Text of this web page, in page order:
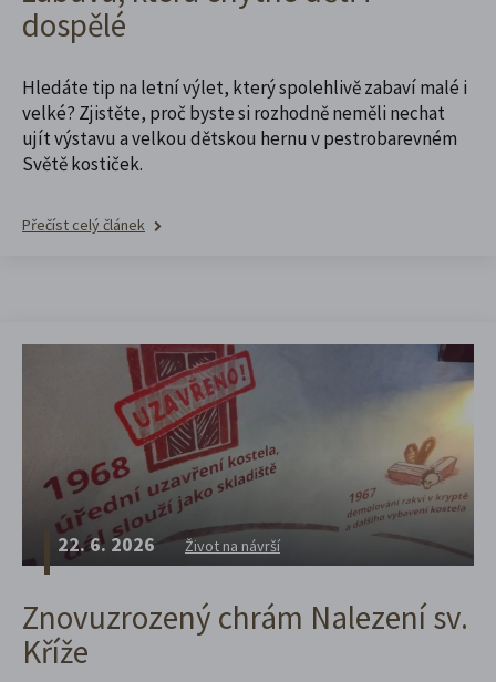
dospělé
Hledáte tip na letní výlet, který spolehlivě zabaví malé i
velké? Zjistěte, proč byste si rozhodně neměli nechat
ujít výstavu a velkou dětskou hernu v pestrobarevném
Světě kostiček.
Přečíst celý článek
22. 6. 2026 Život na návrší
Znovuzrozený chrám Nalezení sv.
Kříže